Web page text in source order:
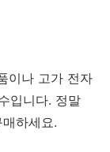
이나 고가 전자
입니다. 정말
하세요.